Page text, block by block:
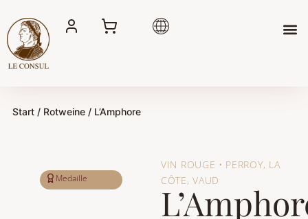
Inhalt
springen
Start/ Rotweine/ L’Amphore
Medaille
VIN ROUGE • PERROY, LA
CÔTE, VAUD